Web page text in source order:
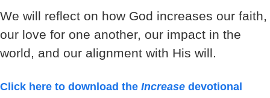
We will reflect on how God increases our faith,
our love for one another, our impact in the
world, and our alignment with His will.
Click here to download the Increase devotional